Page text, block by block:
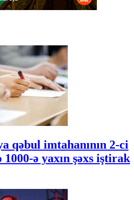
qəbul imtahanının 2-ci
ə yaxın şəxs iştirak